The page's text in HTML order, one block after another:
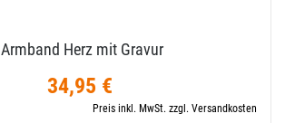
Armband Herz mit Gravur
34,95 €
Preis inkl. MwSt. zzgl. Versandkosten